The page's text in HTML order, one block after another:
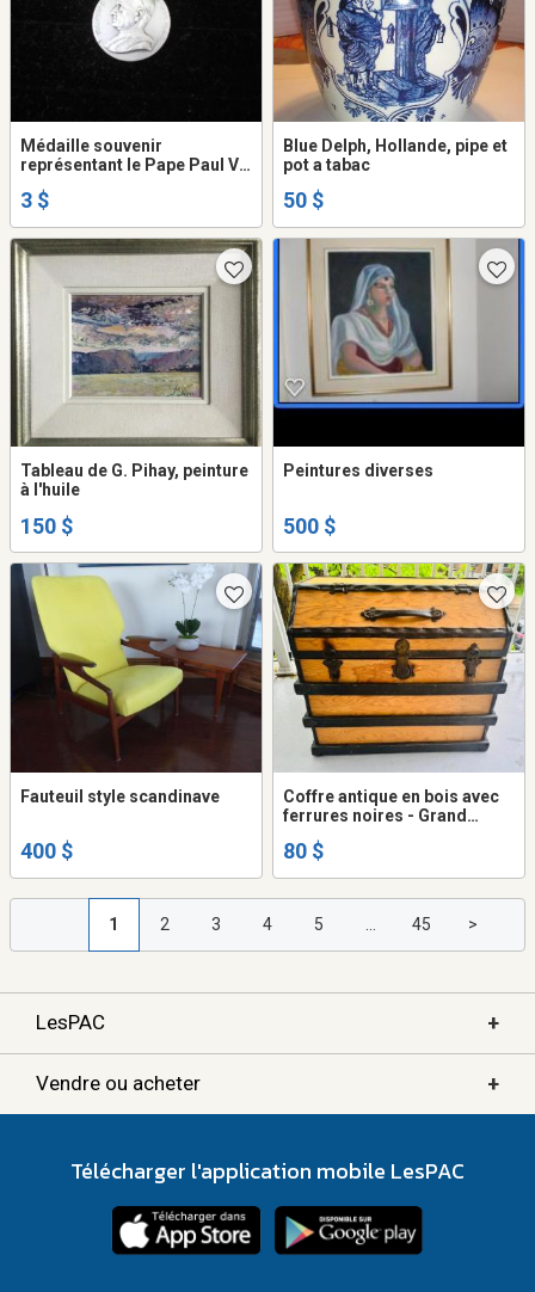
Médaille souvenir
représentant le Pape Paul VI,
3 $
Blue Delph, Hollande, pipe et
pot a tabac
50 $
Tableau de G. Pihay, peinture
à l'huile
150 $
Peintures diverses
500 $
Fauteuil style scandinave
400 $
Coffre antique en bois avec
ferrures noires - Grand
80 $
1 2 3 4 5 ... 45 >
LesPAC +
Vendre ou acheter +
Télécharger l'application mobile LesPAC